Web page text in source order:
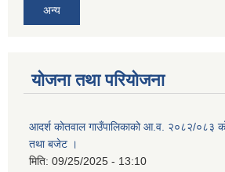
अन्य
योजना तथा परियोजना
आदर्श कोतवाल गाउँपालिकाको आ.व. २०८२/०८३ को
तथा बजेट ।
मिति: 09/25/2025 - 13:10